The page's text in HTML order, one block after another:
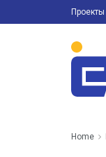
Проекты
Home